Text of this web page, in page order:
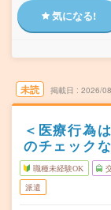
気になる!
未読 掲載日 2026/
＜医療行為
のチェック
職種未経験OK
派遣